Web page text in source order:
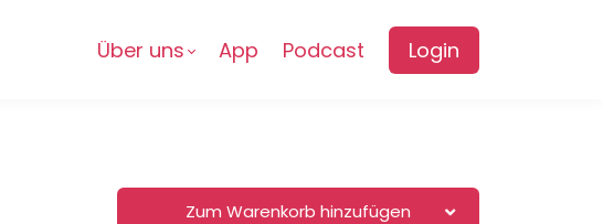
Über uns App Podcast Login
Zum Warenkorb hinzufügen